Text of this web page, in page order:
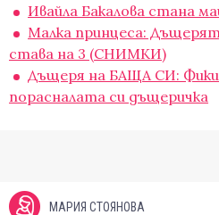
Ивайла Бакалова стана
Малка принцеса:
става на 3 (СНИМКИ)
Дъщеря на БАЩА СИ:
порасналата си дъщеричка
МАРИЯ СТОЯНОВА